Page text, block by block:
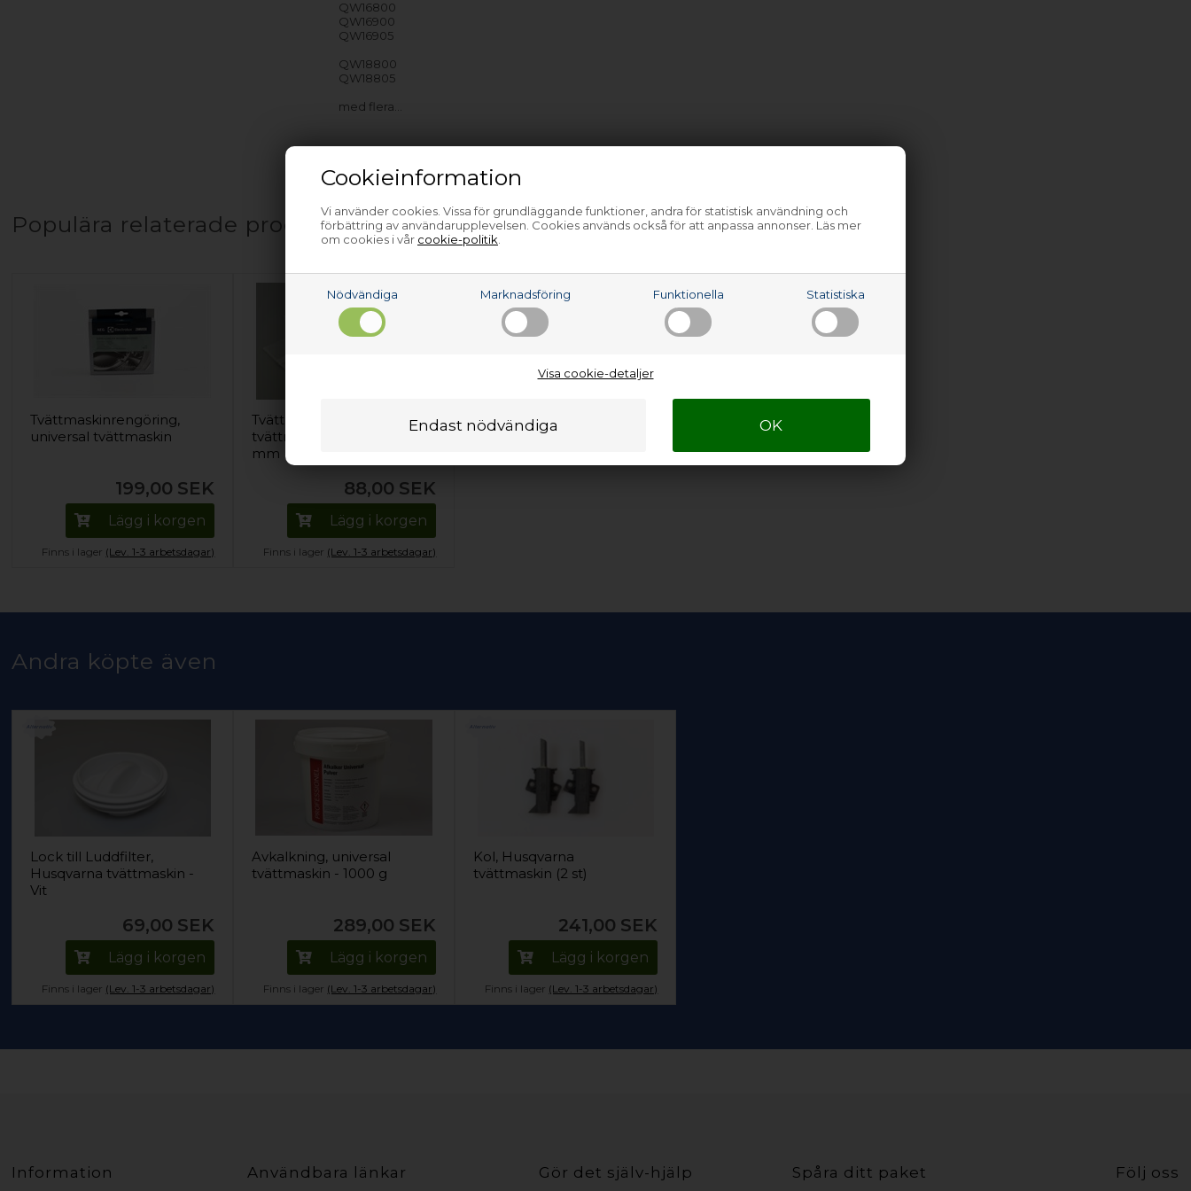
Cookieinformation
Vi använder cookies. Vissa för grundläggande funktioner, andra för statistisk användning och
förbättring av användarupplevelsen. Cookies används också för att anpassa annonser. Läs mer
om cookies i vår cookie-politik
Nödvändiga Marknadsföring Funktionella Statistiska
Visa cookie-detaljer
QW16800
QW16900
QW16905
QW18800
QW18805
med flera…
Populära relaterade produkter
Tvättmaskinrengöring,
universal tvättmaskin
199,00 SEK
Lägg i korgen
Finns i lager (Lev. 1-3 arbetsdagar)
Tvättpåse, Universal
tvättmaskin - 600 x 400
mm
88,00 SEK
Lägg i korgen
Finns i lager (Lev. 1-3 arbetsdagar)
Andra köpte även
Lock till Luddfilter,
Husqvarna tvättmaskin -
Vit
69,00 SEK
Lägg i korgen
Finns i lager (Lev. 1-3 arbetsdagar)
Avkalkning, universal
tvättmaskin - 1000 g
289,00 SEK
Lägg i korgen
Finns i lager (Lev. 1-3 arbetsdagar)
Kol, Husqvarna
tvättmaskin (2 st)
241,00 SEK
Lägg i korgen
Finns i lager (Lev. 1-3 arbetsdagar)
Information Användbara länkar Gör det själv-hjälp Spåra ditt paket Följ oss